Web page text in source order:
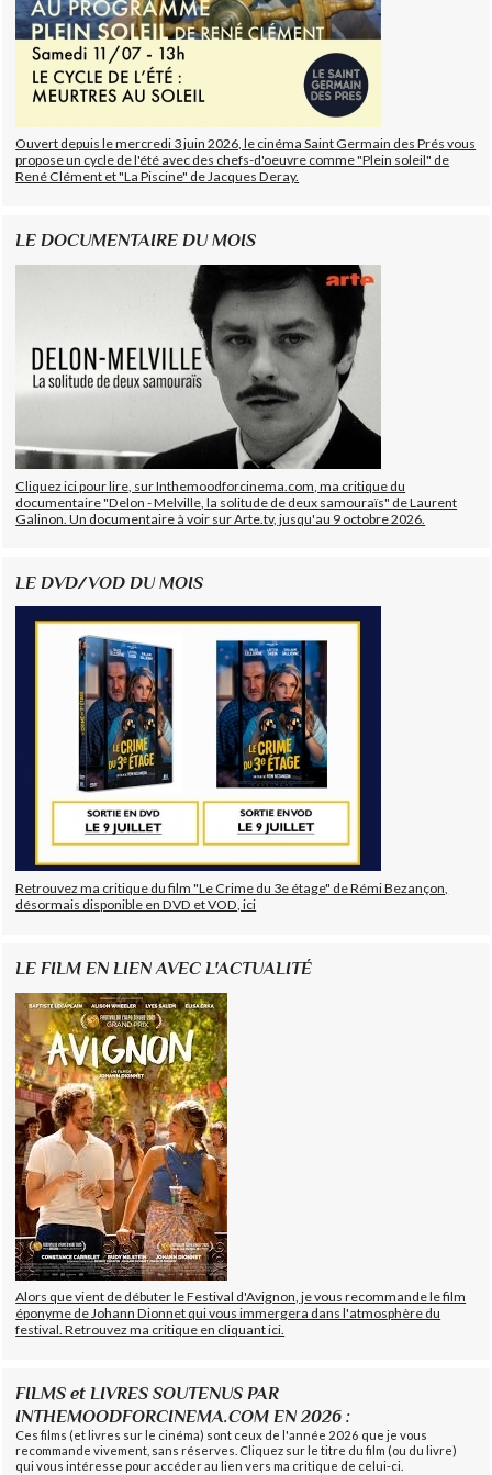
Ouvert depuis le mercredi 3 juin 2026, le cinéma Saint Germain des Prés vous
propose un cycle de l'été avec des chefs-d'oeuvre comme "Plein soleil" de
René Clément et "La Piscine" de Jacques Deray.
LE DOCUMENTAIRE DU MOIS
Cliquez ici pour lire, sur Inthemoodforcinema.com, ma critique du
documentaire "Delon - Melville, la solitude de deux samouraïs" de Laurent
Galinon. Un documentaire à voir sur Arte.tv, jusqu'au 9 octobre 2026.
LE DVD/VOD DU MOIS
Retrouvez ma critique du film "Le Crime du 3e étage" de Rémi Bezançon,
désormais disponible en DVD et VOD, ici
LE FILM EN LIEN AVEC L'ACTUALITÉ
Alors que vient de débuter le Festival d'Avignon, je vous recommande le film
éponyme de Johann Dionnet qui vous immergera dans l'atmosphère du
festival. Retrouvez ma critique en cliquant ici.
FILMS et LIVRES SOUTENUS PAR
INTHEMOODFORCINEMA.COM EN 2026 :
Ces films (et livres sur le cinéma) sont ceux de l'année 2026 que je vous
recommande vivement, sans réserves. Cliquez sur le titre du film (ou du livre)
qui vous intéresse pour accéder au lien vers ma critique de celui-ci.